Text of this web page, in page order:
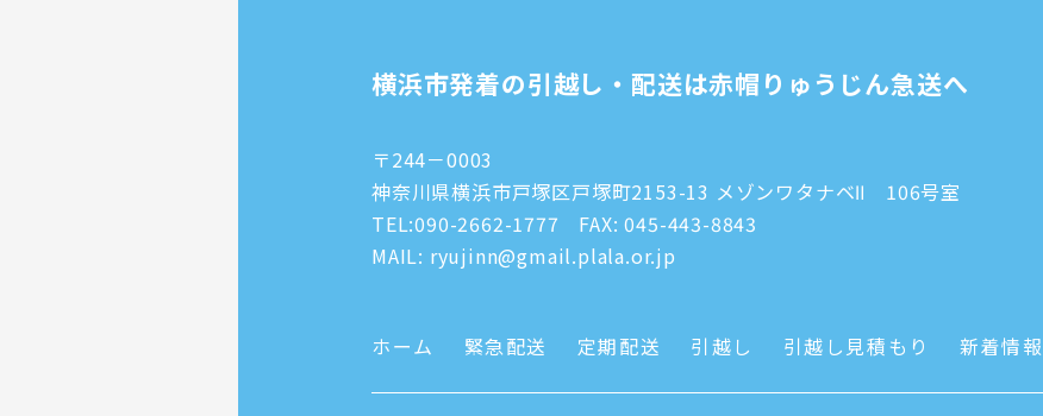
横浜市発着の引越し・配送は赤帽りゅうじん急送へ
〒244－0003
神奈川県横浜市戸塚区戸塚町2153-13 メゾンワタナベⅡ 106号室
TEL:090-2662-1777 FAX: 045-443-8843
MAIL: ryujinn@gmail.plala.or.jp
ホーム 緊急配送 定期配送 引越し 引越し見積もり 新着情報